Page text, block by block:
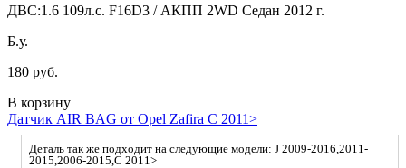
ДВС:1.6 109л.с. F16D3 / АКПП 2WD Седан 2012 г.
Б.у.
180 руб.
В корзину
Датчик AIR BAG от Opel Zafira C 2011>
Деталь так же подходит на следующие модели: J 2009-2016,2011-
2015,2006-2015,C 2011>